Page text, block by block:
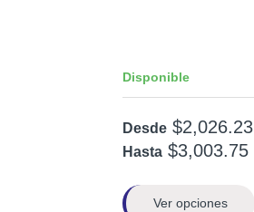
Disponible
Desde $2,026.23
Hasta $3,003.75
Ver opciones